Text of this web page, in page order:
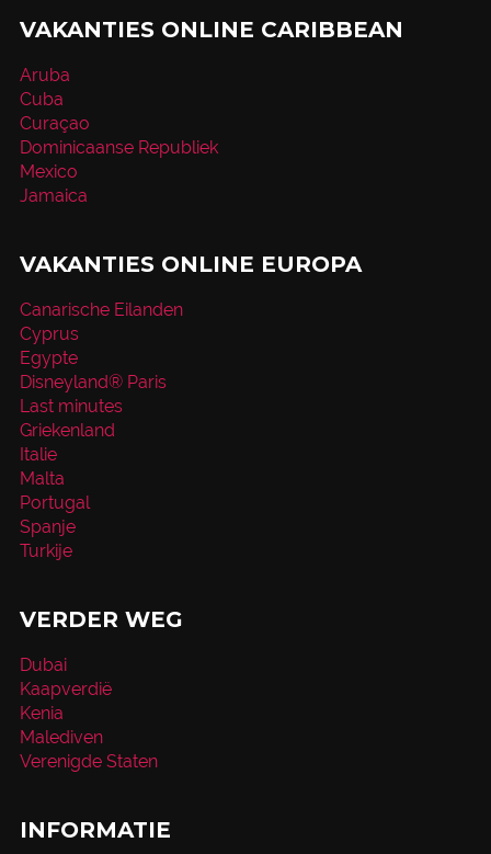
VAKANTIES ONLINE CARIBBEAN
Aruba
Cuba
Curaçao
Dominicaanse Republiek
Mexico
Jamaica
VAKANTIES ONLINE EUROPA
Canarische Eilanden
Cyprus
Egypte
Disneyland® Paris
Last minutes
Griekenland
Italie
Malta
Portugal
Spanje
Turkije
VERDER WEG
Dubai
Kaapverdië
Kenia
Malediven
Verenigde Staten
INFORMATIE